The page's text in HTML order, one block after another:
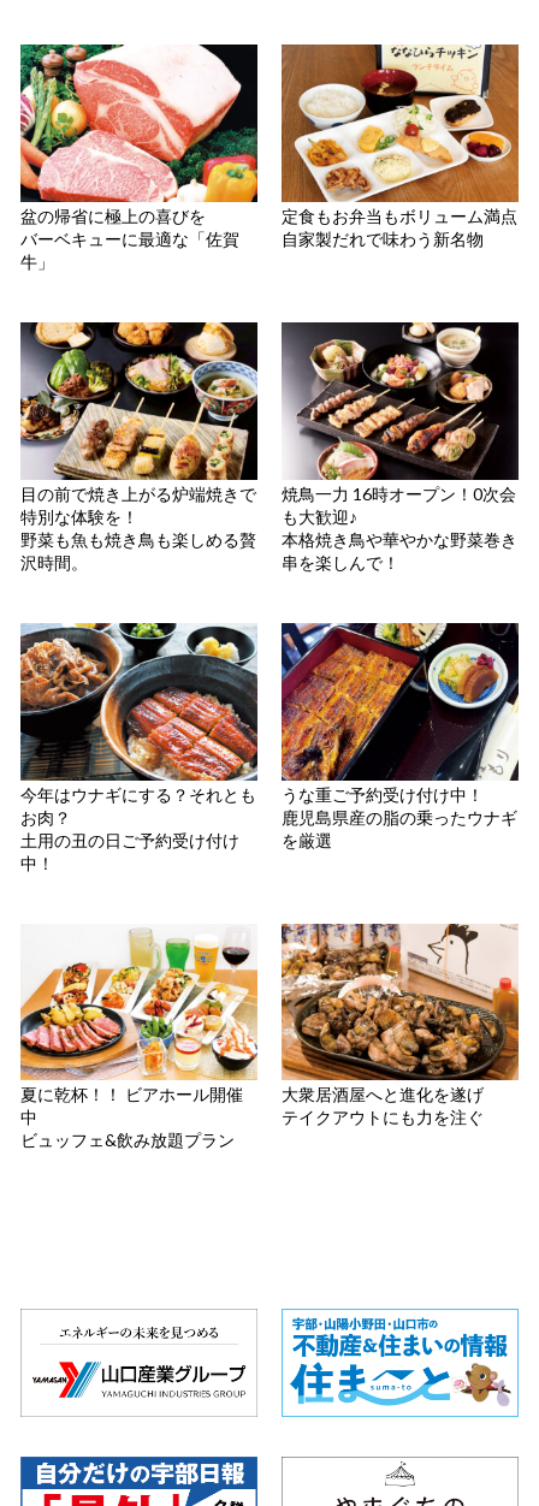
盆の帰省に極上の喜びを
バーベキューに最適な「佐賀
牛」
定食もお弁当もボリューム満点
自家製だれで味わう新名物
目の前で焼き上がる炉端焼きで
特別な体験を！
野菜も魚も焼き鳥も楽しめる贅
沢時間。
焼鳥一力 16時オープン！0次会
も大歓迎♪
本格焼き鳥や華やかな野菜巻き
串を楽しんで！
今年はウナギにする？それとも
お肉？
土用の丑の日ご予約受け付け
中！
うな重ご予約受け付け中！
鹿児島県産の脂の乗ったウナギ
を厳選
夏に乾杯！！ ビアホール開催
中
ビュッフェ&飲み放題プラン
大衆居酒屋へと進化を遂げ
テイクアウトにも力を注ぐ